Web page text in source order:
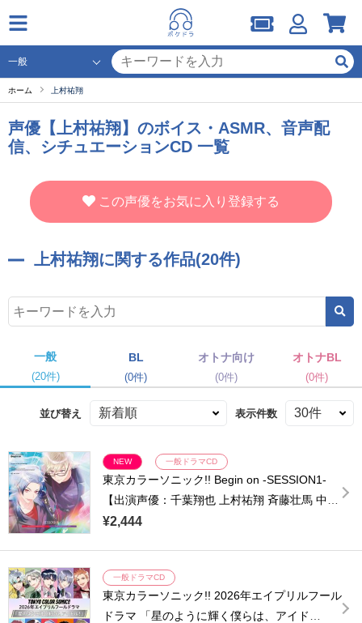
ホーム 上村祐翔
声優【上村祐翔】のボイス・ASMR、音声配
信、シチュエーションCD 一覧
この声優をお気に入り登録する
上村祐翔に関する作品(20件)
一般
(20件)
BL
(0件)
オトナ向け
(0件)
オトナBL
(0件)
並び替え 表示件数
NEW 一般ドラマCD
東京カラーソニック!! Begin on -SESSION1-
【出演声優：千葉翔也 上村祐翔 斉藤壮馬 中島
ヨシキ 梶原岳人 木村良平 武内駿輔 江口拓也
¥2,444
一般ドラマCD
東京カラーソニック!! 2026年エイプリルフール
ドラマ 「星のように輝く僕らは、アイド